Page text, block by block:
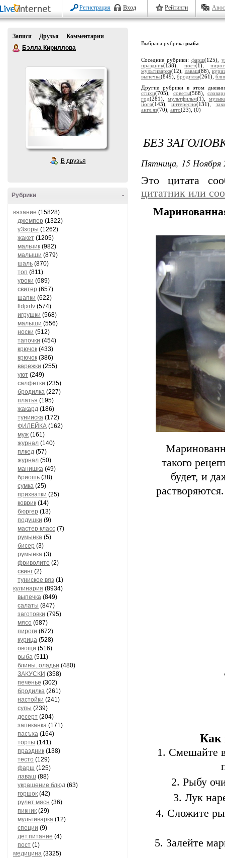
Регистрация Вход Рейтинги
Записи Друзья
Комментарии
Бэлла Кириллова
В друзья
-
Рубрики
вязание (15828)
джемпер (1322)
у3зоры (1262)
жакет (1205)
мальчик (982)
малыши (879)
шаль (870)
топ (811)
уроки (689)
свитер (657)
шапки (622)
ltdjxrfv (574)
игрушки (568)
малыши (556)
носки (512)
тапочки (454)
крючок (433)
крючок (386)
варежки (255)
уют (249)
салфетки (235)
бродилка (227)
платья (195)
жакард (186)
тунииска (172)
ФИЛЕЙКА (162)
муж (161)
журнал (140)
плкед (57)
журнал (50)
манишка (49)
бриошь (38)
сумка (25)
прихватки (25)
коврик (14)
бюргер (13)
подушки (9)
мастер класс (7)
румынка (5)
бисер (3)
румынка (3)
фриволите (2)
свинг (2)
туниское вяз (1)
кулинария (8934)
выпечка (849)
салаты (847)
заготовки (795)
мясо (687)
пироги (672)
курица (528)
овощи (516)
рыба (511)
блины. оладьи (480)
ЗАКУСКИ (358)
печенье (302)
бродилка (261)
настойки (241)
супы (239)
десерт (204)
запеканка (171)
пасъха (164)
торты (141)
праздник (138)
тесто (129)
фарш (125)
лаваш (88)
украшение блюд (63)
горшок (42)
рулет мясн (36)
пикник (29)
мультиварка (12)
специи (9)
дет.питание (4)
пост (1)
медицина (3325)
Выбрана рубрика рыба
Соседние рубрики: фарш(125),
праздник(138), пост(1),
мультиварка(12), лаваш(88),
выпечка(849), бродилка(261),
Другие рубрики в этом
стихи(705), советы(568),
год(281), мультфильм(1),
йога(143),интересно(131),
англ.яз(70), авто(23), (0)
БЕЗ
Пятница, 15 Ноября
Это цитата
цитатник или
такого
будет, и
Как
Смешайте
Рыбу
Лук
Сложите
Залейте